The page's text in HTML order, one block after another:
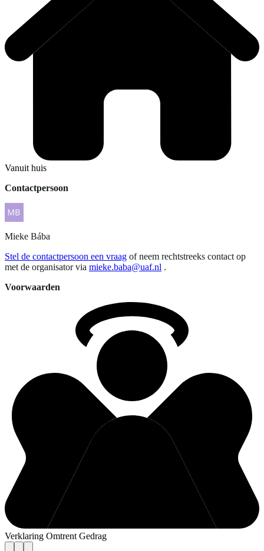
Vanuit huis
Contactpersoon
Mieke Bába
Stel de contactpersoon een vraag of neem rechtstreeks contact op
met de organisator via mieke.baba@uaf.nl .
Voorwaarden
Verklaring Omtrent Gedrag